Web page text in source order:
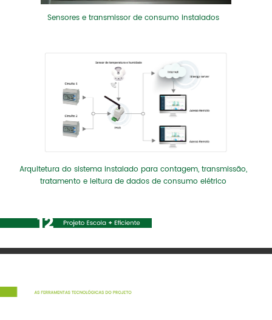
Sensores e transmissor de consumo instalados
Arquitetura do sistema instalado para contagem, transmissão,
tratamento e leitura de dados de consumo elétrico